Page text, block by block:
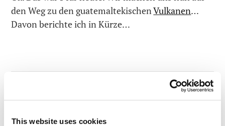
This website uses cookies
den Weg zu den guatemaltekischenVulkanen…
Davon berichte ich in Kürze…